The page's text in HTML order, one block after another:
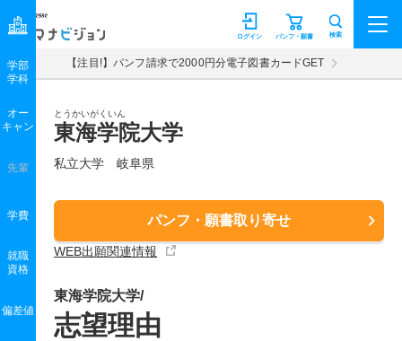
マナビジョン パンフ・願書
ログイン 検索
【注目!】パンフ請求で2000円分電子図書カードGET
とうかいがくいん
東海学院大学
私立大学 岐阜県
パンフ・願書取り寄せ
WEB出願関連情報
学部
学科
オー
キャン
先輩
学費
就職
資格
偏差値
東海学院大学/
志望理由